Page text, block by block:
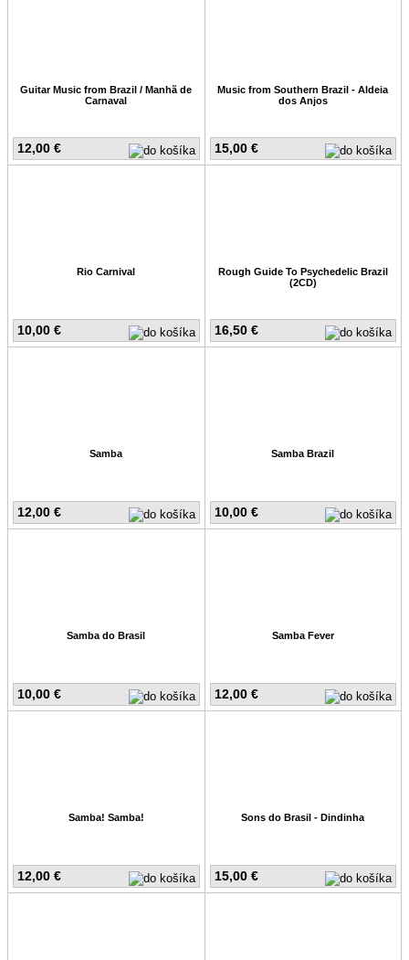
12,00 €
Guitar Music from Brazil / Manhã de
Carnaval
15,00 €
Music from Southern Brazil - Aldeia
dos Anjos
10,00 €
Rio Carnival
16,50 €
Rough Guide To Psychedelic Brazil
(2CD)
12,00 €
Samba
10,00 €
Samba Brazil
10,00 €
Samba do Brasil
12,00 €
Samba Fever
12,00 €
Samba! Samba!
15,00 €
Sons do Brasil - Dindinha